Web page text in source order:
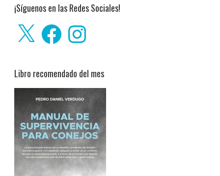
¡Síguenos en las Redes Sociales!
FacebookInstagram
Libro recomendado del mes